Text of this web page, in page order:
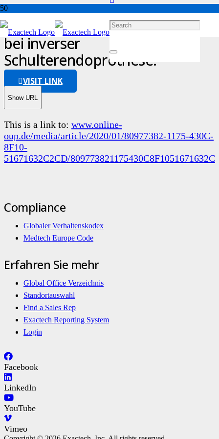
Die Rolle des Scapular-Notching
bei inverser
Schulterendoprothese.
VISIT LINK
Show URL
This is a link to: www.online-
oup.de/media/article/2020/01/80977382-1175-430C-
8F10-
51671632C2CD/
Compliance
Globaler Verhaltenskodex
Medtech Europe Code
Erfahren Sie mehr
Global Office Verzeichnis
Standortauswahl
Find a Sales Rep
Exactech Reporting System
Login
Facebook
LinkedIn
YouTube
Vimeo